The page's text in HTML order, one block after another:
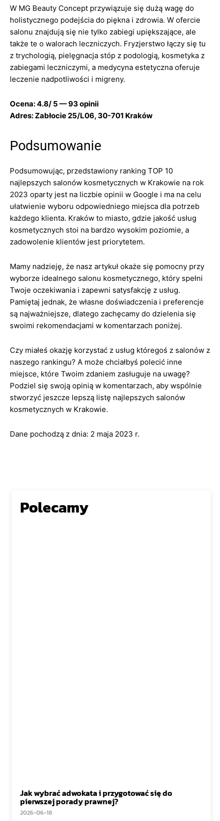
W MG Beauty Concept przywiązuje się dużą wagę do
holistycznego podejścia do piękna i zdrowia. W ofercie
salonu znajdują się nie tylko zabiegi upiększające, ale
także te o walorach leczniczych. Fryzjerstwo łączy się tu
z trychologią, pielęgnacja stóp z podologią, kosmetyka z
zabiegami leczniczymi, a medycyna estetyczna oferuje
leczenie nadpotliwości i migreny.
Ocena: 4.8/ 5 — 93 opinii
Adres: Zabłocie 25/L06, 30-701 Kraków
Podsumowanie
Podsumowując, przedstawiony ranking TOP 10
najlepszych salonów kosmetycznych w Krakowie na rok
2023 oparty jest na liczbie opinii w Google i ma na celu
ułatwienie wyboru odpowiedniego miejsca dla potrzeb
każdego klienta. Kraków to miasto, gdzie jakość usług
kosmetycznych stoi na bardzo wysokim poziomie, a
zadowolenie klientów jest priorytetem.
Mamy nadzieję, że nasz artykuł okaże się pomocny przy
wyborze idealnego salonu kosmetycznego, który spełni
Twoje oczekiwania i zapewni satysfakcję z usług.
Pamiętaj jednak, że własne doświadczenia i preferencje
są najważniejsze, dlatego zachęcamy do dzielenia się
swoimi rekomendacjami w komentarzach poniżej.
Czy miałeś okazję korzystać z usług któregoś z salonów z
naszego rankingu? A może chciałbyś polecić inne
miejsce, które Twoim zdaniem zasługuje na uwagę?
Podziel się swoją opinią w komentarzach, aby wspólnie
stworzyć jeszcze lepszą listę najlepszych salonów
kosmetycznych w Krakowie.
Dane pochodzą z dnia: 2 maja 2023 r.
Polecamy
Jak wybrać adwokata i przygotować się do
pierwszej porady prawnej?
2026-06-18